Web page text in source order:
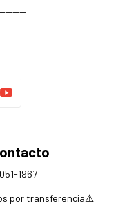
1967
por transferencia⚠️